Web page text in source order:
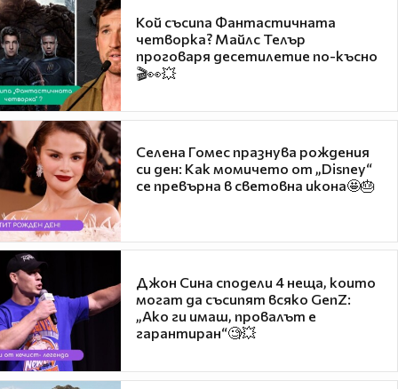
Кой съсипа Фантастичната
четворка? Майлс Телър
проговаря десетилетие по-късно
🎬👀💥
Селена Гомес празнува рождения
си ден: Как момичето от „Disney“
се превърна в световна икона🤩🎂
Джон Сина сподели 4 неща, които
могат да съсипят всяко GenZ:
„Ако ги имаш, провалът е
гарантиран“🧐💥